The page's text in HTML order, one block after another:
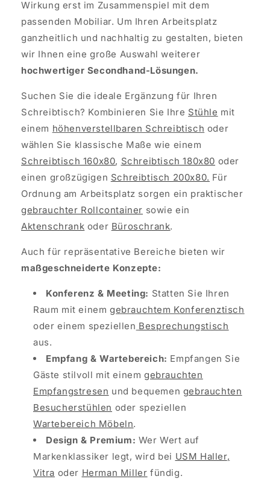
Wirkung erst im Zusammenspiel mit dem
passenden Mobiliar. Um Ihren Arbeitsplatz
ganzheitlich und nachhaltig zu gestalten, bieten
wir Ihnen eine große Auswahl weiterer
hochwertiger Secondhand-Lösungen.
Suchen Sie die ideale Ergänzung für Ihren
Schreibtisch? Kombinieren Sie Ihre Stühle mit
einem höhenverstellbaren Schreibtisch oder
wählen Sie klassische Maße wie einem
Schreibtisch 160x80, Schreibtisch 180x80 oder
einen großzügigen Schreibtisch 200x80. Für
Ordnung am Arbeitsplatz sorgen ein praktischer
gebrauchter Rollcontainer sowie ein
Aktenschrank oder Büroschrank.
Auch für repräsentative Bereiche bieten wir
maßgeschneiderte Konzepte:
Konferenz & Meeting: Statten Sie Ihren
Raum mit einem gebrauchtem Konferenztisch
oder einem speziellen Besprechungstisch
aus.
Empfang & Wartebereich: Empfangen Sie
Gäste stilvoll mit einemgebrauchten
Empfangstresen und bequemen gebrauchten
Besucherstühlen oder speziellen
Wartebereich Möbeln.
Design & Premium: Wer Wert auf
Markenklassiker legt, wird bei USM Haller,
Vitra oder Herman Miller fündig.